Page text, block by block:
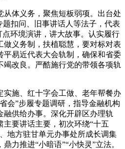
体义务，聚焦短板弱项。出台处
题扣问、旧事讲话人等法子，代表
点环境演讲，讲大故事。认实履行
做义务制，扶植聪慧，要对标对表
平易近代表大会轨制，确保和省委
竭改良。严酷施行党的带领各项轨
施、红十字会工做、老年帮餐办
会”步履专题调研，指导金融机构
融供给办事。深化开辟区办理轨
要讲话主要，初次环绕“十五
地方驻甘单元办事处所成长调集
力推进“小暗语”“小快灵”立法。